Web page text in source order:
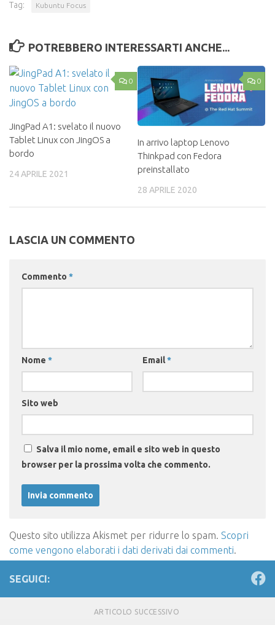
Tag: Kubuntu Focus
POTREBBERO INTERESSARTI ANCHE...
0
JingPad A1: svelato il nuovo
Tablet Linux con JingOS a
bordo
24 APRILE 2021
0
In arrivo laptop Lenovo
Thinkpad con Fedora
preinstallato
28 APRILE 2020
LASCIA UN COMMENTO
Commento *
Nome * Email*
Sito web
Salva il mio nome, email e sito web in questo
browser per la prossima volta che commento.
Questo sito utilizza Akismet per ridurre lo spam. Scopri
come vengono elaborati i dati derivati dai commenti.
SEGUICI:
ARTICOLO SUCCESSIVO